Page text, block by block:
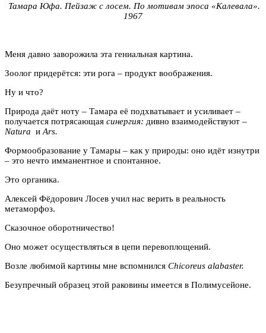
Тамара Юфа. Пейзаж с лосем. По мотивам эпоса «Калевала».
1967
Меня давно заворожила эта гениальная картина.
Зоолог придерётся: эти рога – продукт воображения.
Ну и что?
Природа даёт ноту – Тамара её подхватывает и усиливает –
получается потрясающая синергия: дивно взаимодействуют –
Natura и Ars.
Формообразование у Тамары – как у природы: оно идёт изнутри
– это нечто имманентное и спонтанное.
Это органика.
Алексей Фёдорович Лосев учил нас верить в реальность
метаморфоз.
Сказочное оборотничество!
Оно может осуществляться в цепи перевоплощений.
Возле любимой картины мне вспомнился Chicoreus alabaster.
Безупречный образец этой раковины имеется в Полимусейоне.